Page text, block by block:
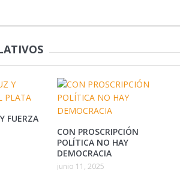
FUERZA
CON PROSCRIPCIÓN
POLÍTICA NO HAY
DEMOCRACIA
junio 11, 2025